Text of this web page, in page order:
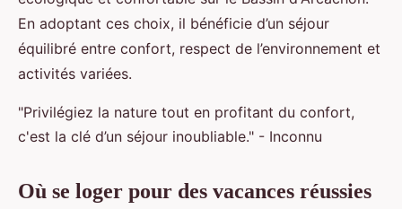
En adoptant ces choix, il bénéficie d’un séjour
équilibré entre confort, respect de l’environnement et
activités variées.
"Privilégiez la nature tout en profitant du confort,
c'est la clé d’un séjour inoubliable." - Inconnu
Où se loger pour des vacances réussies